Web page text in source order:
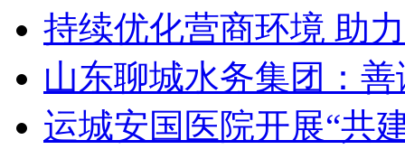
持续优化营商环境 助
山东聊城水务集团：
运城安国医院开展“共